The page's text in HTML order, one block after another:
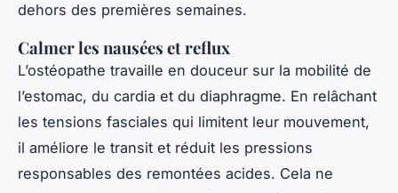
dehors des premières semaines.
Calmer les nausées et reflux
L’ostéopathe travaille en douceur sur la mobilité de
l’estomac, du cardia et du diaphragme. En relâchant
les tensions fasciales qui limitent leur mouvement,
il améliore le transit et réduit les pressions
responsables des remontées acides. Cela ne